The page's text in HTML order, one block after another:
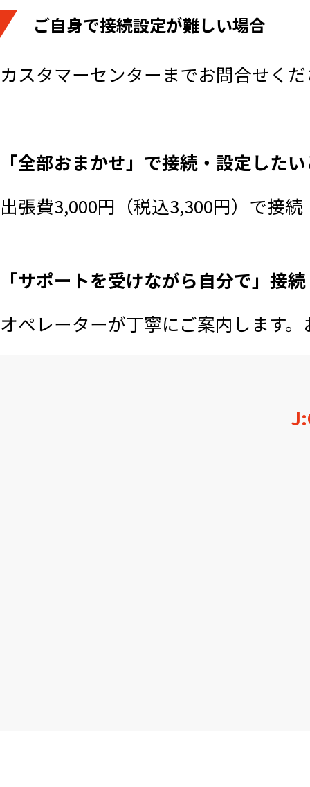
ご自身で接続設定が難しい場合
カスタマーセンターまでお問合せく
「全部おまかせ」で接続・設定した
出張費3,000円（税込3,300円）で接
「サポートを受けながら自分で」接
オペレーターが丁寧にご案内します